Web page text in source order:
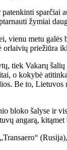
žymiai
vienu metu
tiek Vakarų
o kokybė
Be to,
bloko šalyse ir
angarą,